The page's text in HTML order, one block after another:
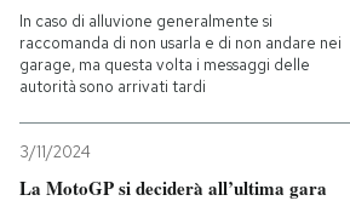
In caso di alluvione generalmente si
raccomanda di non usarla e di non andare nei
garage, ma questa volta i messaggi delle
autorità sono arrivati tardi
3/11/2024
La MotoGP si deciderà all’ultima gara